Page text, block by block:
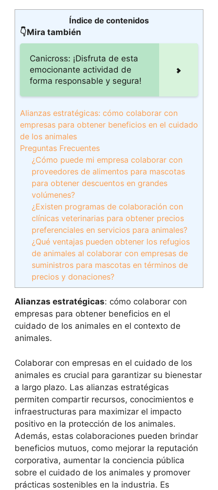
Índice de contenidos
👇Mira también
Canicross: ¡Disfruta de esta
emocionante actividad de
forma responsable y segura!
Alianzas estratégicas: cómo colaborar con
empresas para obtener beneficios en el cuidado
de los animales
Preguntas Frecuentes
¿Cómo puede mi empresa colaborar con
proveedores de alimentos para mascotas
para obtener descuentos en grandes
volúmenes?
¿Existen programas de colaboración con
clínicas veterinarias para obtener precios
preferenciales en servicios para animales?
¿Qué ventajas pueden obtener los refugios
de animales al colaborar con empresas de
suministros para mascotas en términos de
precios y donaciones?
Alianzas estratégicas: cómo colaborar con
empresas para obtener beneficios en el
cuidado de los animales en el contexto de
animales.
Colaborar con empresas en el cuidado de los
animales es crucial para garantizar su bienestar
a largo plazo. Las alianzas estratégicas
permiten compartir recursos, conocimientos e
infraestructuras para maximizar el impacto
positivo en la protección de los animales.
Además, estas colaboraciones pueden brindar
beneficios mutuos, como mejorar la reputación
corporativa, aumentar la conciencia pública
sobre el cuidado de los animales y promover
prácticas sostenibles en la industria. Es